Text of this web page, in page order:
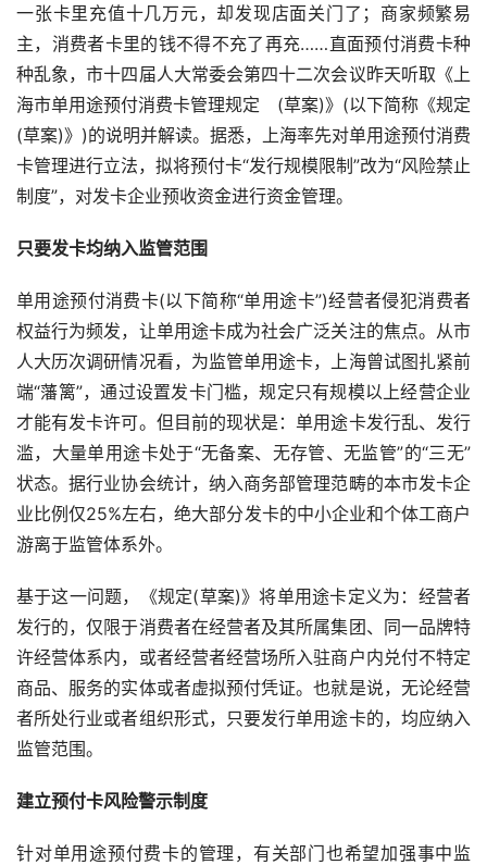
一张卡里充值十几万元，却发现店面关门了；商家频繁易
主，消费者卡里的钱不得不充了再充……直面预付消费卡种
种乱象，市十四届人大常委会第四十二次会议昨天听取《上
海市单用途预付消费卡管理规定 (草案)》 (以下简称《规定
(草案)》 )的说明并解读。据悉，上海率先对单用途预付消费
卡管理进行立法，拟将预付卡“发行规模限制”改为“风险禁止
制度”，对发卡企业预收资金进行资金管理。
只要发卡均纳入监管范围
单用途预付消费卡(以下简称“单用途卡”)经营者侵犯消费者
权益行为频发，让单用途卡成为社会广泛关注的焦点。从市
人大历次调研情况看，为监管单用途卡，上海曾试图扎紧前
端“藩篱”，通过设置发卡门槛，规定只有规模以上经营企业
才能有发卡许可。但目前的现状是：单用途卡发行乱、发行
滥，大量单用途卡处于“无备案、无存管、无监管”的“三无”
状态。据行业协会统计，纳入商务部管理范畴的本市发卡企
业比例仅25%左右，绝大部分发卡的中小企业和个体工商户
游离于监管体系外。
基于这一问题，《规定(草案)》将单用途卡定义为：经营者
发行的，仅限于消费者在经营者及其所属集团、同一品牌特
许经营体系内，或者经营者经营场所入驻商户内兑付不特定
商品、服务的实体或者虚拟预付凭证。也就是说，无论经营
者所处行业或者组织形式，只要发行单用途卡的，均应纳入
监管范围。
建立预付卡风险警示制度
针对单用途预付费卡的管理，有关部门也希望加强事中监